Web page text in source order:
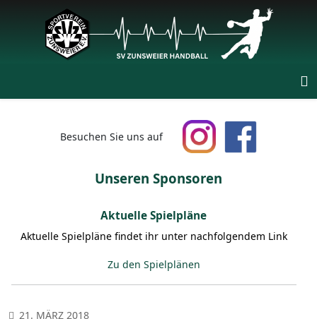
Besuchen Sie uns auf
Unseren Sponsoren
Aktuelle Spielpläne
Aktuelle Spielpläne findet ihr unter nachfolgendem Link
Zu den Spielplänen
21. MÄRZ 2018